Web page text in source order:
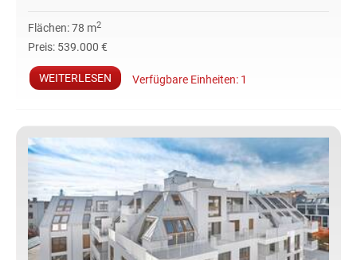
Flächen:78 m2
Preis: 539.000 €
WEITERLESEN Verfügbare Einheiten: 1